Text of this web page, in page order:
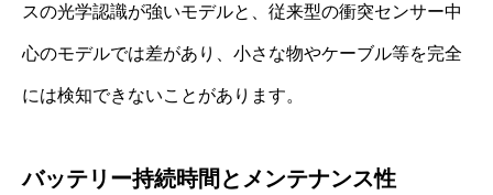
スの光学認識が強いモデルと、従来型の衝突センサー中
心のモデルでは差があり、小さな物やケーブル等を完全
には検知できないことがあります。
バッテリー持続時間とメンテナンス性